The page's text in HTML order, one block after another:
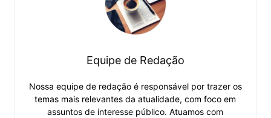
Equipe de Redação
Nossa equipe de redação é responsável por trazer os
temas mais relevantes da atualidade, com foco em
assuntos de interesse público. Atuamos com